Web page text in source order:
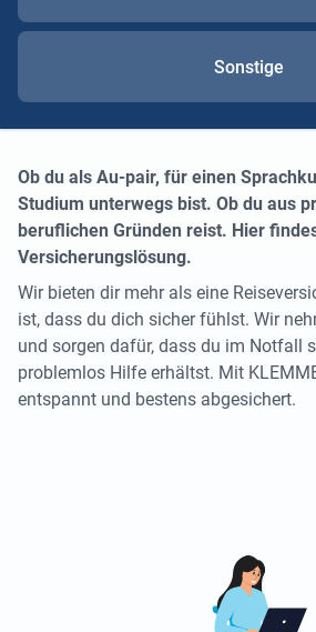
Sonstige
Ob du als Au-pair, für einen
Studium unterwegs bist. Ob du aus
beruflichen Gründen reist. Hier
Versicherungslösung.
Wir bieten dir mehr als eine
ist, dass du dich sicher fühlst. Wir
und sorgen dafür, dass du im Notfall
problemlos Hilfe erhältst. Mit
entspannt und bestens abgesichert.